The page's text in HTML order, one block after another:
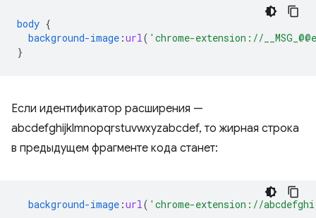
body {
background-image :url( 'chrome-extension://
}
Если идентификатор расширения —
abcdefghijklmnopqrstuvwxyzabcdef, то жирная строка
в предыдущем фрагменте кода станет:
background-image :url( 'chrome-extension://